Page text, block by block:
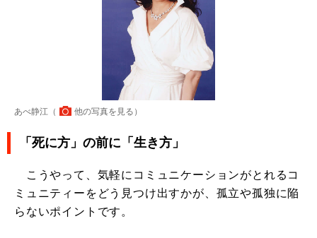
あべ静江（ 他の写真を見る ）
「死に方」の前に「生き方」
こうやって、気軽にコミュニケーションがとれるコ
ミュニティーをどう見つけ出すかが、孤立や孤独に陥
らないポイントです。